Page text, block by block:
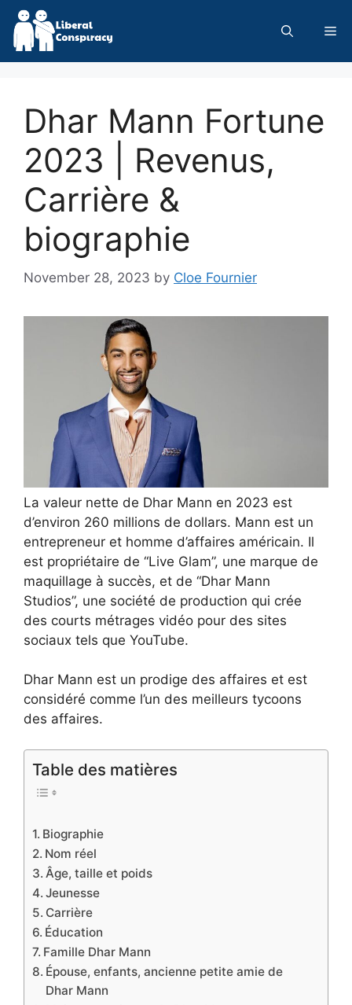
Skip
content
Dhar Mann Fortune
2023 | Revenus,
Carrière &
biographie
November 28, 2023 by Cloe Fournier
La valeur nette de Dhar Mann en 2023 est
d’environ 260 millions de dollars. Mann est un
entrepreneur et homme d’affaires américain. Il
est propriétaire de “Live Glam”, une marque de
maquillage à succès, et de “Dhar Mann
Studios”, une société de production qui crée
des courts métrages vidéo pour des sites
sociaux tels que YouTube.
Dhar Mann est un prodige des affaires et est
considéré comme l’un des meilleurs tycoons
des affaires.
Table des matières
Biographie
Nom réel
Âge, taille et poids
Jeunesse
Carrière
Éducation
Famille Dhar Mann
Épouse, enfants, ancienne petite amie de
Dhar Mann